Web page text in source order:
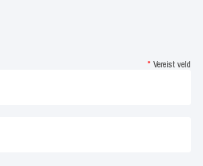
* Vereist veld